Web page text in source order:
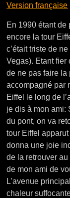
Version française
En 1990 étant de
encore la tour
c’était triste de
Vegas). Etant fier
de ne pas faire la
accompagné par
Eiffel le long de
je dis à mon ami:
du pont, on va
tour Eiffel
donna une joie
de la retrouver
de mon ami de
L’avenue
chaleur